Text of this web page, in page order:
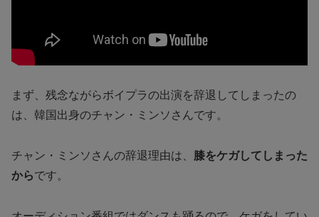
まず、残念ながらボイプラの出演を辞退してしまったの
は、韓国出身のチャン・ミンソさんです。
チャン・ミンソさんの辞退理由は、
膝をケガしてしまった
からです。